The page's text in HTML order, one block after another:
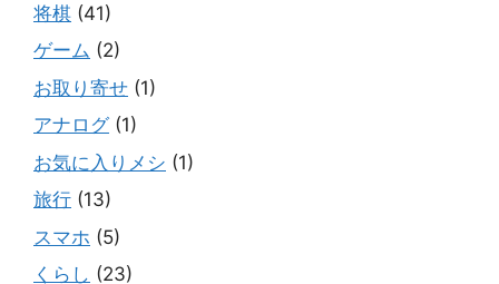
将棋 (41)
ゲーム (2)
お取り寄せ (1)
アナログ(1)
お気に入りメシ (1)
旅行 (13)
スマホ (5)
くらし (23)